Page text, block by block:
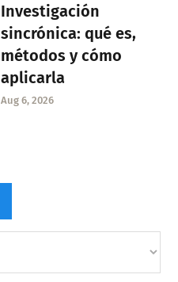
Investigación
sincrónica: qué es,
métodos y cómo
aplicarla
Aug 6, 2026